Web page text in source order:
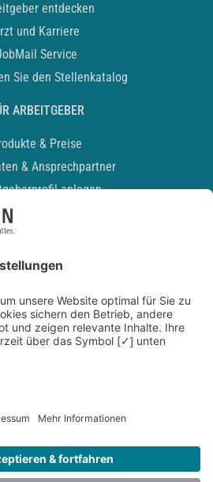
entdecken
und Karriere
Service
Sie den Stellenkatalog
ARBEITGEBER
& Preise
& Ansprechpartner
anlegen
Podcast
Kontakt
Datenschutz
Newsletter